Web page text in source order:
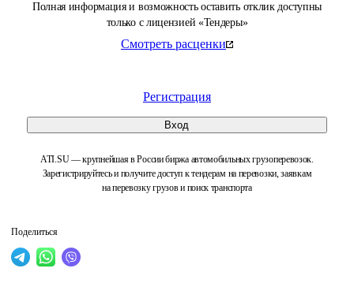
Полная информация и возможность оставить отклик доступны
только с лицензией «Тендеры»
Смотреть расценки
Регистрация
Вход
ATI.SU — крупнейшая в России биржа автомобильных грузоперевозок.
Зарегистрируйтесь и получите доступ к тендерам на перевозки, заявкам
на перевозку грузов и поиск транспорта
Поделиться